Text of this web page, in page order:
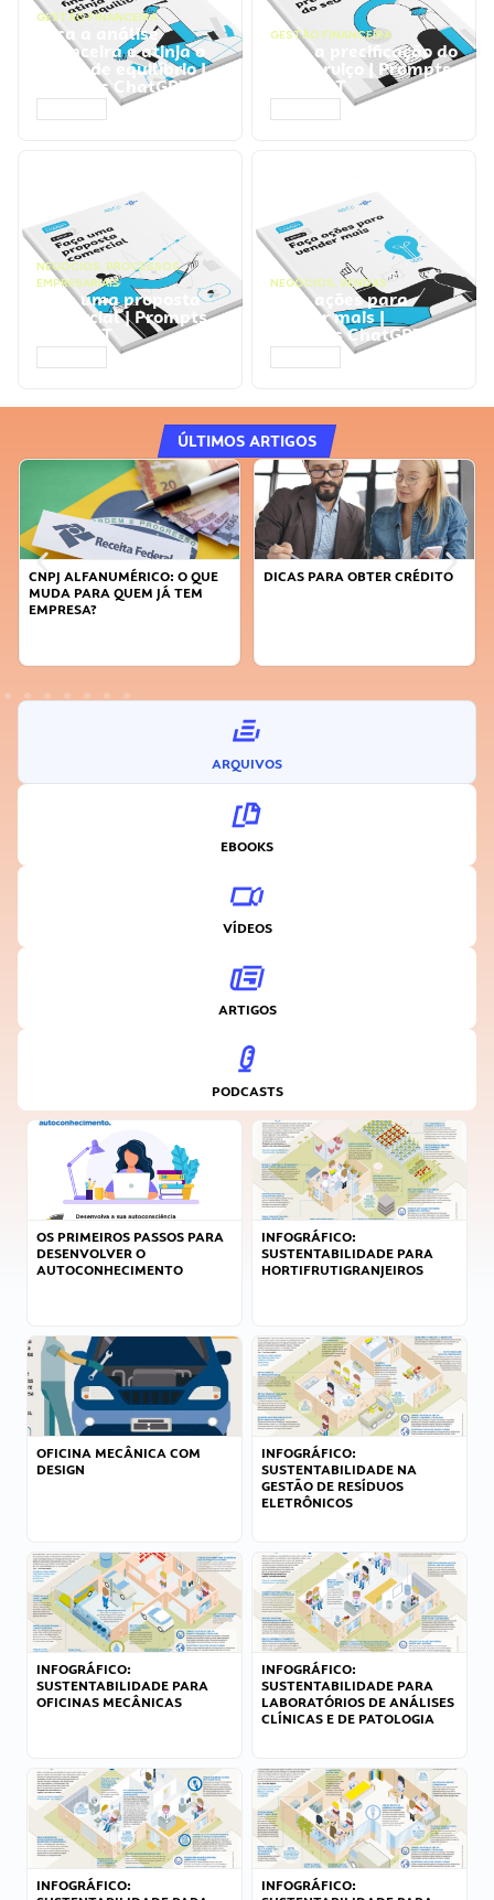
GESTÃO FINANCEIRA
Faça a análise
financeira e atinja o
ponto de equilíbrio |
Prompts ChatGPT
GESTÃO FINANCEIRA
Faça a precificação do
seu serviço | Prompts
ChatGPT
NEGÓCIOS, PROCESSOS
EMPRESARIAIS
Faça uma proposta
comercial | Prompts
ChatGPT
NEGÓCIOS, VENDAS
Faça ações para
vender mais |
Prompts ChatGPT
ÚLTIMOS ARTIGOS
CNPJ ALFANUMÉRICO: O QUE
MUDA PARA QUEM JÁ TEM
EMPRESA?
DICAS PARA OBTER CRÉDITO
ARQUIVOS
EBOOKS
VÍDEOS
ARTIGOS
PODCASTS
OS PRIMEIROS PASSOS PARA
DESENVOLVER O
AUTOCONHECIMENTO
INFOGRÁFICO:
SUSTENTABILIDADE PARA
HORTIFRUTIGRANJEIROS
OFICINA MECÂNICA COM
DESIGN
INFOGRÁFICO:
SUSTENTABILIDADE NA
GESTÃO DE RESÍDUOS
ELETRÔNICOS
INFOGRÁFICO:
SUSTENTABILIDADE PARA
OFICINAS MECÂNICAS
INFOGRÁFICO:
SUSTENTABILIDADE PARA
LABORATÓRIOS DE ANÁLISES
CLÍNICAS E DE PATOLOGIA
INFOGRÁFICO:
INFOGRÁFICO: